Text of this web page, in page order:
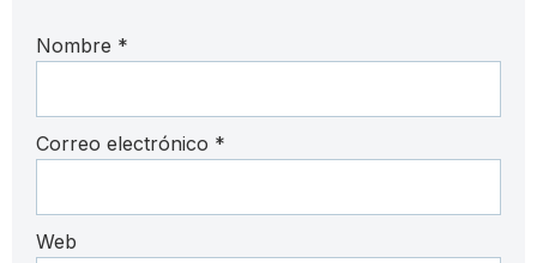
Nombre *
Correo electrónico *
Web